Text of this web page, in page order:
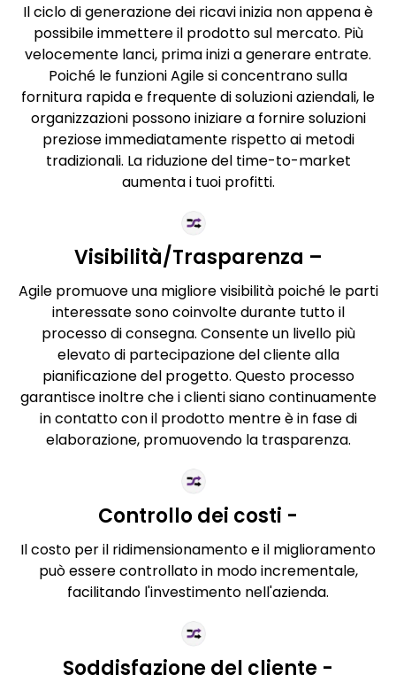
Il ciclo di generazione dei ricavi inizia non appena è
possibile immettere il prodotto sul mercato. Più
velocemente lanci, prima inizi a generare entrate.
Poiché le funzioni Agile si concentrano sulla
fornitura rapida e frequente di soluzioni aziendali, le
organizzazioni possono iniziare a fornire soluzioni
preziose immediatamente rispetto ai metodi
tradizionali. La riduzione del time-to-market
aumenta i tuoi profitti.
Visibilità/Trasparenza –
Agile promuove una migliore visibilità poiché le parti
interessate sono coinvolte durante tutto il
processo di consegna. Consente un livello più
elevato di partecipazione del cliente alla
pianificazione del progetto. Questo processo
garantisce inoltre che i clienti siano continuamente
in contatto con il prodotto mentre è in fase di
elaborazione, promuovendo la trasparenza.
Controllo dei costi -
Il costo per il ridimensionamento e il miglioramento
può essere controllato in modo incrementale,
facilitando l'investimento nell'azienda.
Soddisfazione del cliente -